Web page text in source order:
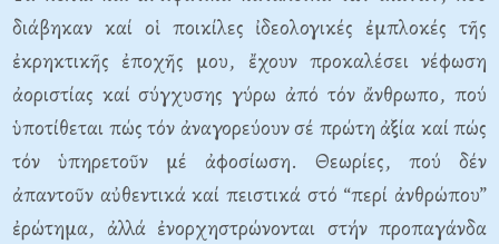
διάβηκαν καί οἱ ποικίλες ἰδεολογικές ἐμπλοκές τῆς
ἐκρηκτικῆς ἐποχῆς μου, ἔχουν προκαλέσει νέφωση
ἀοριστίας καί σύγχυσης γύρω ἀπό τόν ἄνθρωπο, πού
ὑποτίθεται πώς τόν ἀναγορεύουν σέ πρώτη ἀξία καί πώς
τόν ὑπηρετοῦν μέ ἀφοσίωση. Θεωρίες, πού δέν
ἀπαντοῦν αὐθεντικά καί πειστικά στό “περί ἀνθρώπου”
ἐρώτημα, ἀλλά ἐνορχηστρώνονται στήν προπαγάνδα